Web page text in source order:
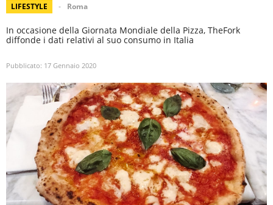
LIFESTYLE Roma
In occasione della Giornata Mondiale della Pizza, TheFork
diffonde i dati relativi al suo consumo in Italia
Pubblicato: 17 Gennaio 2020